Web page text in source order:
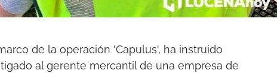
de la operación 'Capulus', ha instruido
al gerente mercantil de una empresa de